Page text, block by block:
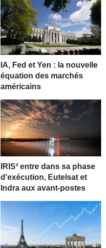
IA, Fed et Yen : la nouvelle
équation des marchés
américains
IRIS² entre dans sa phase
d'exécution, Eutelsat et
Indra aux avant-postes